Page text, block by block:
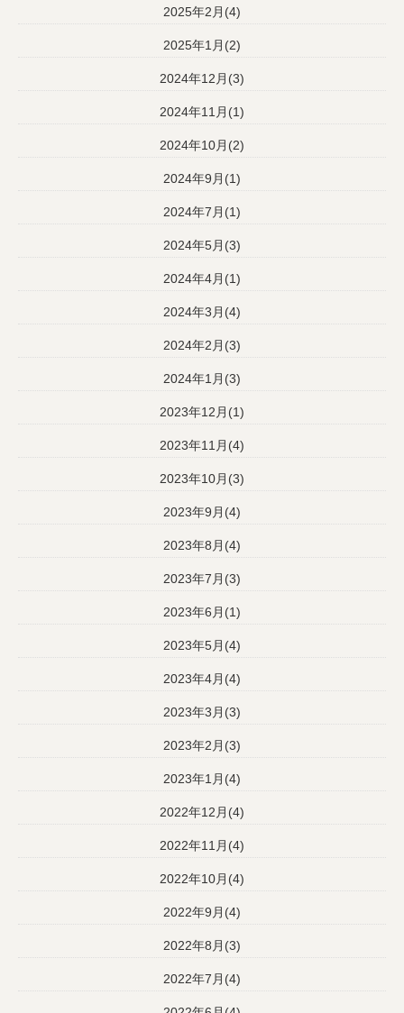
2025年2月(4)
2025年1月(2)
2024年12月(3)
2024年11月(1)
2024年10月(2)
2024年9月(1)
2024年7月(1)
2024年5月(3)
2024年4月(1)
2024年3月(4)
2024年2月(3)
2024年1月(3)
2023年12月(1)
2023年11月(4)
2023年10月(3)
2023年9月(4)
2023年8月(4)
2023年7月(3)
2023年6月(1)
2023年5月(4)
2023年4月(4)
2023年3月(3)
2023年2月(3)
2023年1月(4)
2022年12月(4)
2022年11月(4)
2022年10月(4)
2022年9月(4)
2022年8月(3)
2022年7月(4)